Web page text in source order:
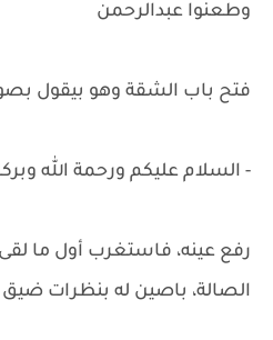
وطعنوا عبدالرحمن
فتح باب الشقة وهو بيقول
- السلام عليكم ورحمة الله
رفع عينه، فاستغرب أول ما
الصالة، باصين له بنظرات ضيق